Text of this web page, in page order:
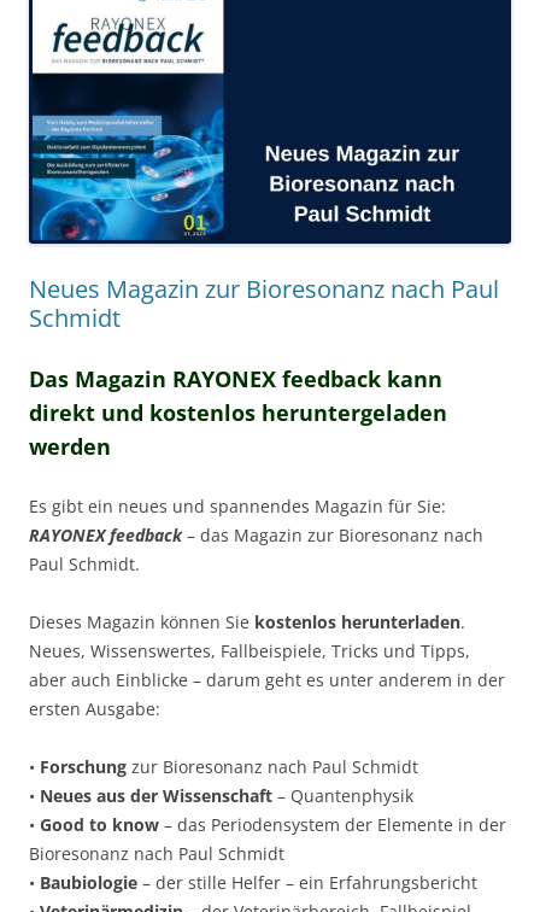
Neues Magazin zur Bioresonanz nach Paul
Schmidt
Das Magazin RAYONEX feedback kann
direkt und kostenlos heruntergeladen
werden
Es gibt ein neues und spannendes Magazin für Sie:
RAYONEX feedback– das Magazin zur Bioresonanz nach
Paul Schmidt.
Dieses Magazin können Sie kostenlos herunterladen.
Neues, Wissenswertes, Fallbeispiele, Tricks und Tipps,
aber auch Einblicke – darum geht es unter anderem in der
ersten Ausgabe:
• Forschung zur Bioresonanz nach Paul Schmidt
• Neues aus der Wissenschaft – Quantenphysik
• Good to know – das Periodensystem der Elemente in der
Bioresonanz nach Paul Schmidt
• Baubiologie – der stille Helfer – ein Erfahrungsbericht